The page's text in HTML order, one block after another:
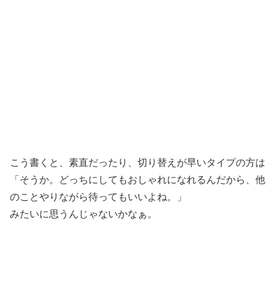
こう書くと、素直だったり、切り替えが早いタイプの方は
「そうか。どっちにしてもおしゃれになれるんだから、他
のことやりながら待ってもいいよね。」
みたいに思うんじゃないかなぁ。